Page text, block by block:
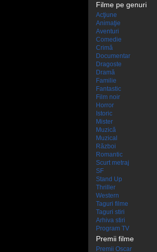
Filme pe genuri
Acţiune
Animaţie
Aventuri
Comedie
Crimă
Documentar
Dragoste
Dramă
Familie
Fantastic
Film noir
Horror
Istoric
Mister
Muzică
Muzical
Război
Romantic
Scurt metraj
SF
Stand Up
Thriller
Western
Taguri filme
Taguri stiri
Arhiva stiri
Program TV
Premii filme
Premii Oscar